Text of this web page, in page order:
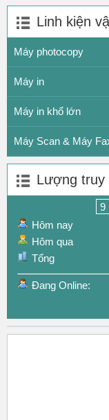
Linh kiện
Máy photocopy
Máy in
Máy in khổ lớn
Máy Scan & Máy
Lượng truy
9
Hôm nay
Hôm qua
Tổng
Đang Online: